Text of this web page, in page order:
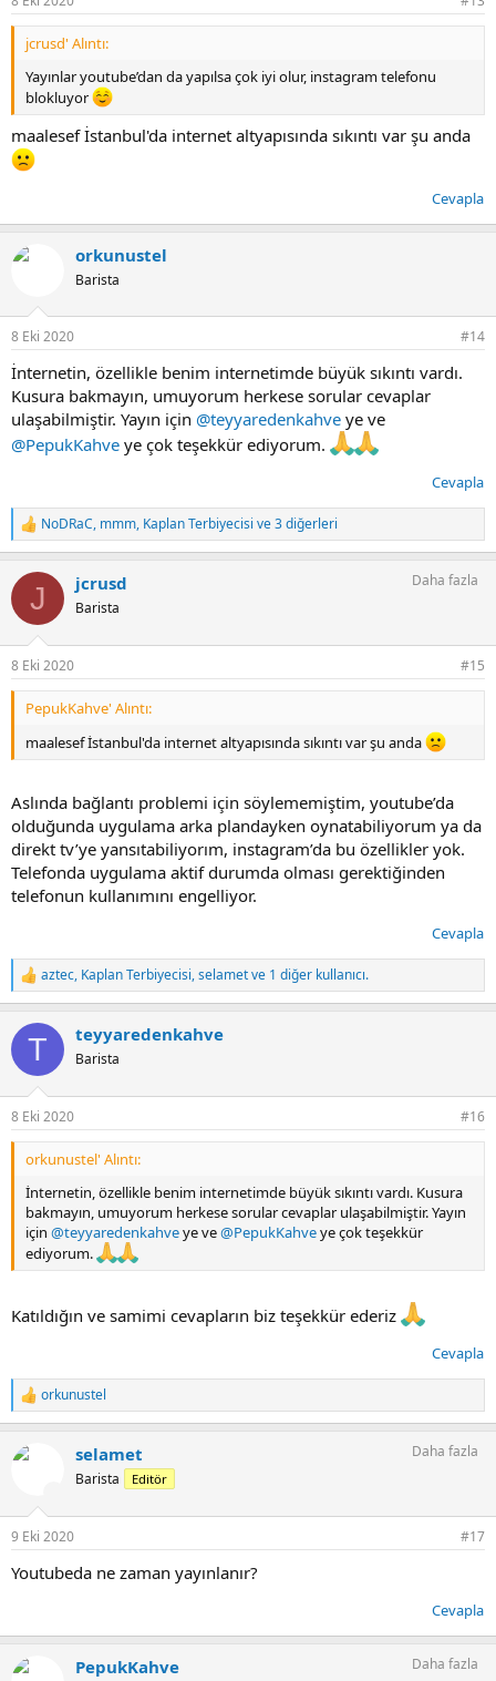
jcrusd' Alıntı:
Yayınlar youtube’dan da yapılsa çok iyi olur, instagram telefonu
blokluyor
maalesef İstanbul'da internet altyapısında sıkıntı var şu anda
Cevapla
orkunustel
Barista
8 Eki 2020 #14
İnternetin, özellikle benim internetimde büyük sıkıntı vardı.
Kusura bakmayın, umuyorum herkese sorular cevaplar
ulaşabilmiştir. Yayın için @teyyaredenkahve ye ve
@PepukKahve ye çok teşekkür ediyorum.
Cevapla
T
e
k
l
NoDRaC, mmm, Kaplan Terbiyecisi ve 3 diğerleri
J jcrusd
Barista
Daha fazla
8 Eki 2020 #15
PepukKahve' Alıntı:
maalesef İstanbul'da internet altyapısında sıkıntı var şu anda
Aslında bağlantı problemi için söylememiştim, youtube’da
olduğunda uygulama arka plandayken oynatabiliyorum ya da
direkt tv’ye yansıtabiliyorım, instagram’da bu özellikler yok.
Telefonda uygulama aktif durumda olması gerektiğinden
telefonun kullanımını engelliyor.
Cevapla
T
e
k
l
aztec, Kaplan Terbiyecisi,selametve 1 diğer kullanıcı.
T teyyaredenkahve
Barista
8 Eki 2020 #16
orkunustel' Alıntı:
İnternetin, özellikle benim internetimde büyük sıkıntı vardı. Kusura
bakmayın, umuyorum herkese sorular cevaplar ulaşabilmiştir. Yayın
için @teyyaredenkahveye ve@PepukKahveye çok teşekkür
ediyorum.
Katıldığın ve samimi cevapların biz teşekkür ederiz
Cevapla
T
e
k
orkunustel
selamet
Barista Editör
Daha fazla
9 Eki 2020 #17
Youtubeda ne zaman yayınlanır?
Cevapla
PepukKahve Daha fazla